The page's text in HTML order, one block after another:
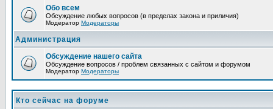
Обо всем
Обсуждение любых вопросов (в пределах закона и приличия)
Модератор Модераторы
Администрация
Обсуждение нашего сайта
Обсуждение вопросов / проблем связанных с сайтом и форумом
Модератор Модераторы
Кто сейчас на форуме